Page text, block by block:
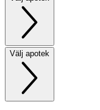
Välj apotek